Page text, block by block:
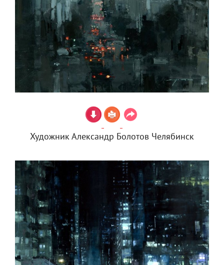
Художник Александр Болотов Челябинск